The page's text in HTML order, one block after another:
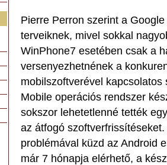
Pierre Perron szerint a
terveiknek, mivel sokkal
WinPhone7 esetében csak a
versenyezhetnének a
mobilszoftverével
Mobile operációs rendszer
sokszor lehetetlenné tették
az átfogó
problémával küzd az Android
már 7 hónapja elérhető, a